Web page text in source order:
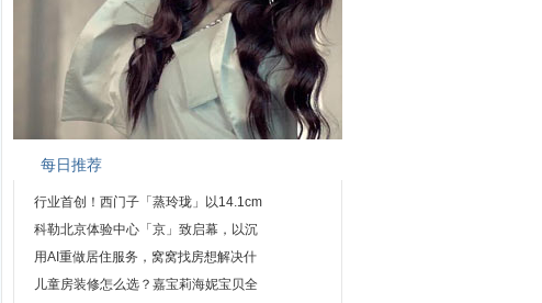
每日推荐
行业首创！西门子「蒸玲珑」以14.1cm
科勒北京体验中心「京」致启幕，以沉
用AI重做居住服务，窝窝找房想解决什
儿童房装修怎么选？嘉宝莉海妮宝贝全